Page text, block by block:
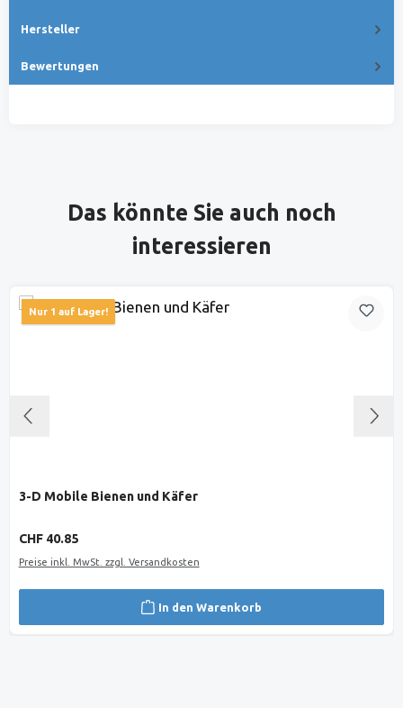
Hersteller
Bewertungen
Produktgalerie überspringen
Das könnte Sie auch noch
interessieren
Nur 1 auf Lager!
3-D Mobile Bienen und Käfer
Regulärer Preis:
CHF 40.85
Preise inkl. MwSt. zzgl. Versandkosten
In den Warenkorb